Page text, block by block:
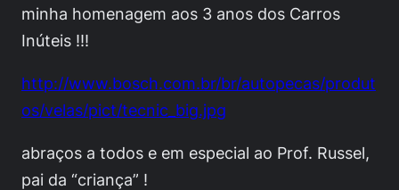
minha homenagem aos 3 anos dos Carros
Inúteis !!!
http://www.bosch.com.br/br/autopecas/produt
os/velas/pict/tecnic_big.jpg
abraços a todos e em especial ao Prof. Russel,
pai da “criança” !